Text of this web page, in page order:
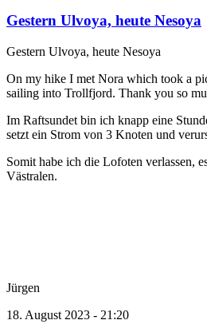
Gestern Ulvoya, heute Nesoya
Gestern Ulvoya, heute Nesoya
On my hike I met Nora which took a
sailing into Trollfjord. Thank you so
Im Raftsundet bin ich knapp eine
setzt ein Strom von 3 Knoten und
Somit habe ich die Lofoten verlassen,
Västralen.
Jürgen
18. August 2023 - 21:20